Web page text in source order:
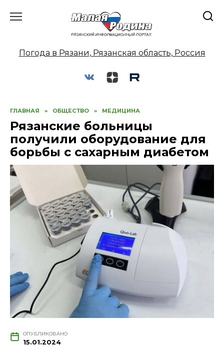
Погода в Рязани, Рязанская область, Россия
ГЛАВНАЯ » ОБЩЕСТВО » МЕДИЦИНА
Рязанские больницы
получили оборудование для
борьбы с сахарным диабетом
ОПУБЛИКОВАНО
15.01.2024